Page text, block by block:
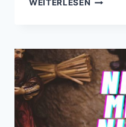
WEITERLESEN